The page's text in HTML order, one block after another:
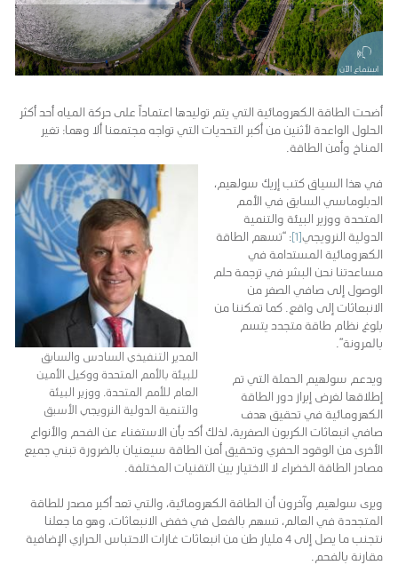
استماع الآن
أضحت الطاقة الكهرومائية التي يتم توليدها اعتماداً على حركة المياه أحد أكثر
الحلول الواعدة لأثنين من أكبر التحديات التي تواجه مجتمعنا ألا وهما: تغير
المناخ وأمن الطاقة.
المدير التنفيذي السادس والسابق
للبيئة بالأمم المتحدة ووكيل الأمين
العام للأمم المتحدة. ووزير البيئة
والتنمية الدولية النرويجي الأسبق
في هذا السياق كتب إريك سولهيم،
الدبلوماسي السابق في الأمم
المتحدة ووزير البيئة والتنمية
الدولية النرويجي[1] : “تسهم الطاقة
الكهرومائية المستدامة في
مساعدتنا نحن البشر في ترجمة حلم
الوصول إلى صافي الصفر من
الانبعاثات إلى واقع. كما تمكننا من
بلوغ نظام طاقة متجدد يتسم
بالمرونة”.
ويدعم سولهيم الحملة التي تم
إطلاقها لغرض إبراز دور الطاقة
الكهرومائية في تحقيق هدف
صافي انبعاثات الكربون الصفرية، لذلك أكد بأن الاستغناء عن الفحم والأنواع
الأخرى من الوقود الحفري وتحقيق أمن الطاقة سيعنيان بالضرورة تبني جميع
مصادر الطاقة الخضراء لا الاختيار بين التقنيات المختلفة.
ويرى سولهيم وآخرون أن الطاقة الكهرومائية، والتي تعد أكبر مصدر للطاقة
المتجددة في العالم، تسهم بالفعل في خفض الانبعاثات، وهو ما جعلنا
نتجنب ما يصل إلى 4 مليار طن من انبعاثات غازات الاحتباس الحراري الإضافية
مقارنة بالفحم.